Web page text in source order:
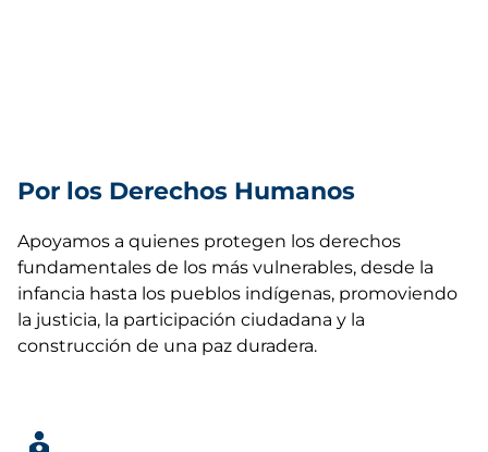
Por los Derechos Humanos
Apoyamos a quienes protegen los derechos
fundamentales de los más vulnerables, desde la
infancia hasta los pueblos indígenas, promoviendo
la justicia, la participación ciudadana y la
construcción de una paz duradera.